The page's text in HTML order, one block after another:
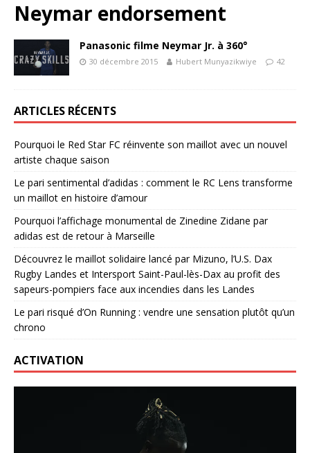
Neymar endorsement
Panasonic filme Neymar Jr. à 360°
30 décembre 2015 Hubert Munyazikwiye 42
ARTICLES RÉCENTS
Pourquoi le Red Star FC réinvente son maillot avec un nouvel
artiste chaque saison
Le pari sentimental d’adidas : comment le RC Lens transforme
un maillot en histoire d’amour
Pourquoi l’affichage monumental de Zinedine Zidane par
adidas est de retour à Marseille
Découvrez le maillot solidaire lancé par Mizuno, l’U.S. Dax
Rugby Landes et Intersport Saint-Paul-lès-Dax au profit des
sapeurs-pompiers face aux incendies dans les Landes
Le pari risqué d’On Running : vendre une sensation plutôt qu’un
chrono
ACTIVATION